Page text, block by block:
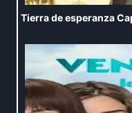
Tierra de esperanza